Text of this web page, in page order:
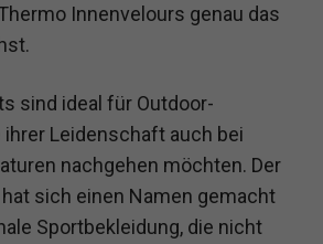
Innenvelours genau das
sind ideal für Outdoor-
ihrer Leidenschaft auch bei
nachgehen möchten. Der
sich einen Namen gemacht
Sportbekleidung, die nicht